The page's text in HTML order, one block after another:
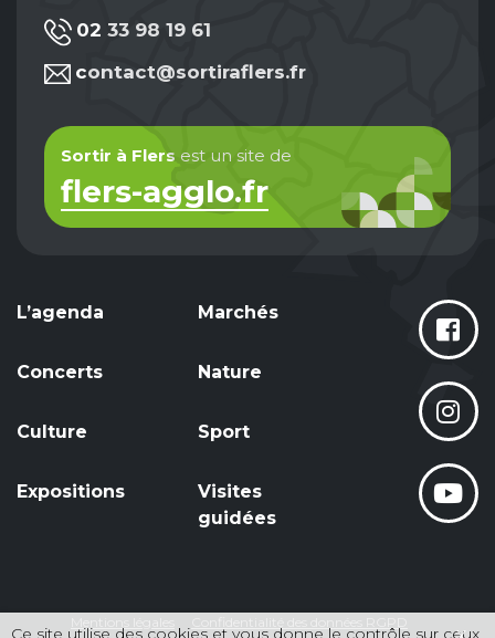
02 33 98 19 61
contact@sortiraflers.fr
Sortir à Flers est un site de
flers-agglo.fr
L’agenda
Concerts
Culture
Expositions
Marchés
Nature
Sport
Visites
guidées
Ce site utilise des cookies et vous donne le contrôle sur ceux